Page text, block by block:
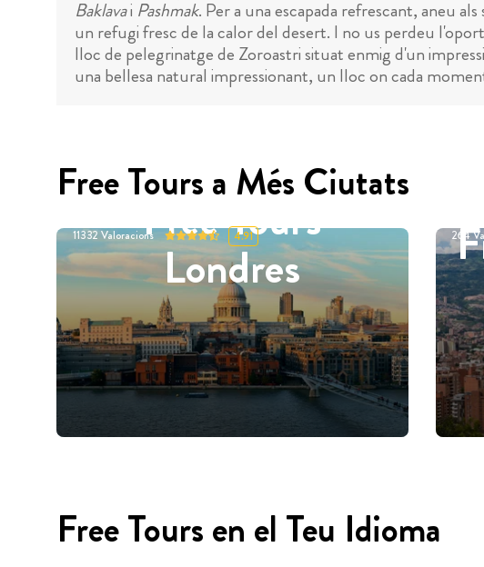
Baklavai Pashmak. Per a una escapada refrescant, aneu
un refugi fresc de la calor del desert. I no us perdeu
lloc de pelegrinatge de Zoroastri situat enmig d'un
una bellesa natural impressionant, un lloc on cada
Free Tours a Més Ciutats
Free Tours
Londres
11332 Valoracions 4.91 264
Free Tours en el Teu Idioma